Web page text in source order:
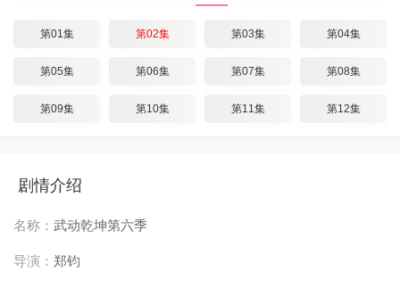
第01集 第02集 第03集 第04集
第05集 第06集 第07集 第08集
第09集 第10集 第11集 第12集
剧情介绍
名称： 武动乾坤第六季
导演： 郑钧